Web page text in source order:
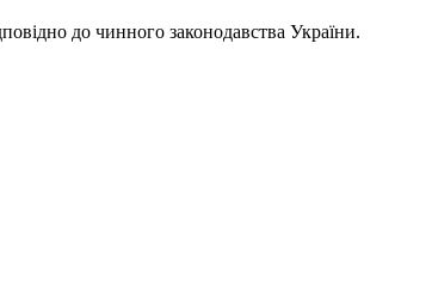
до чинного законодавства України.